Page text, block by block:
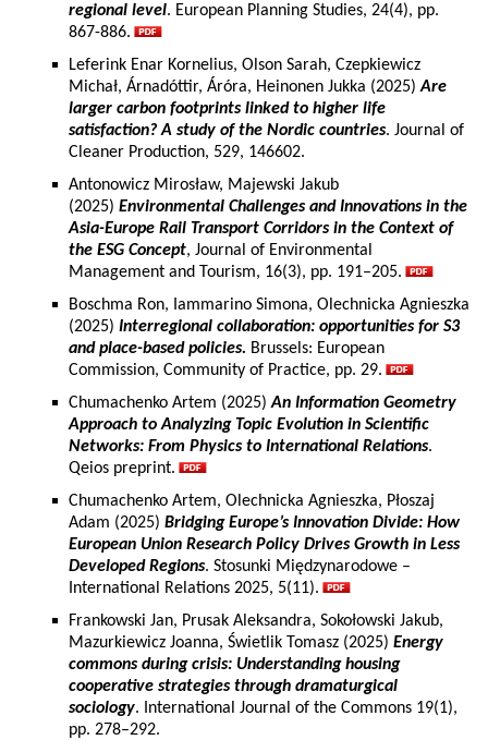
regional level. European Planning Studies, 24(4), pp.
867-886.
Leferink Enar Kornelius, Olson Sarah, Czepkiewicz
Michał, Árnadóttir, Áróra, Heinonen Jukka (2025)Are
larger carbon footprints linked to higher life
satisfaction? A study of the Nordic countries. Journal of
Cleaner Production, 529, 146602.
Antonowicz Mirosław, Majewski Jakub
(2025) Environmental Challenges and Innovations in the
Asia-Europe Rail Transport Corridors in the Context of
the ESG Concept, Journal of Environmental
Management and Tourism, 16(3), pp. 191–205.
Boschma Ron, Iammarino Simona, Olechnicka Agnieszka
(2025) Interregional collaboration: opportunities for S3
and place-based policies. Brussels: European
Commission, Community of Practice, pp. 29.
Chumachenko Artem (2025)An Information Geometry
Approach to Analyzing Topic Evolution in Scientific
Networks: From Physics to International Relations.
Qeios preprint.
Chumachenko Artem, Olechnicka Agnieszka, Płoszaj
Adam (2025) Bridging Europe’s Innovation Divide: How
European Union Research Policy Drives Growth in Less
Developed Regions. Stosunki Międzynarodowe –
International Relations 2025, 5(11).
Frankowski Jan, Prusak Aleksandra, Sokołowski Jakub,
Mazurkiewicz Joanna, Świetlik Tomasz (2025) Energy
commons during crisis: Understanding housing
cooperative strategies through dramaturgical
sociology. International Journal of the Commons 19(1),
pp. 278–292.